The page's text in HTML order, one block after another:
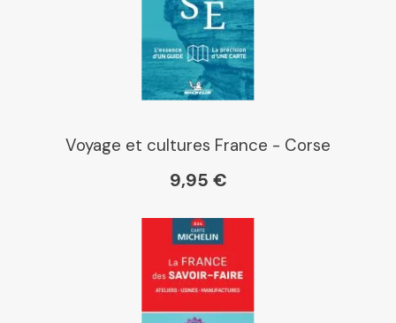
Voyage et cultures France - Corse
9,95 €